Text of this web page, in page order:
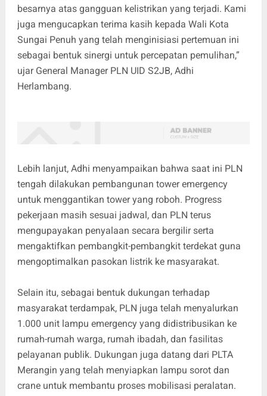
besarnya atas gangguan kelistrikan yang terjadi. Kami
juga mengucapkan terima kasih kepada Wali Kota
Sungai Penuh yang telah menginisiasi pertemuan ini
sebagai bentuk sinergi untuk percepatan pemulihan,”
ujar General Manager PLN UID S2JB, Adhi
Herlambang.
Lebih lanjut, Adhi menyampaikan bahwa saat ini PLN
tengah dilakukan pembangunan tower emergency
untuk menggantikan tower yang roboh. Progress
pekerjaan masih sesuai jadwal, dan PLN terus
mengupayakan penyalaan secara bergilir serta
mengaktifkan pembangkit-pembangkit terdekat guna
mengoptimalkan pasokan listrik ke masyarakat.
Selain itu, sebagai bentuk dukungan terhadap
masyarakat terdampak, PLN juga telah menyalurkan
1.000 unit lampu emergency yang didistribusikan ke
rumah-rumah warga, rumah ibadah, dan fasilitas
pelayanan publik. Dukungan juga datang dari PLTA
Merangin yang telah menyiapkan lampu sorot dan
crane untuk membantu proses mobilisasi peralatan.